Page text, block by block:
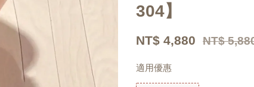
304】
NT$ 4,880 NT$
適用優惠